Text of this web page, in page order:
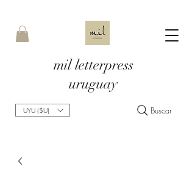
mil letterpress
uruguay
UYU ($U) Buscar